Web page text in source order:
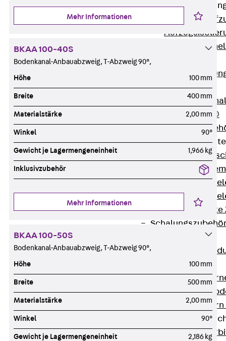
Zurück
Schalung
Schalrohre
Zurück
RAPIDOBAT®
Schalrohre
Zurück
Abschalelemente
Zurück
Querkraftdorn
Zurück
Mehr Informationen
BKAA 100-40S
Bodenkanal-Anbauabzweig, T-Abzweig 90°,
Höhe 100 mm
Breite 400 mm
Materialstärke 2,00 mm
Winkel 90°
Gewicht je Lagermengeneinheit 1,966 kg
Inklusivzubehör
Mehr Informationen
BKAA 100-50S
Bodenkanal-Anbauabzweig, T-Abzweig 90°,
Höhe 100 mm
Breite 500 mm
Materialstärke 2,00 mm
Winkel 90°
Gewicht je Lagermengeneinheit 2,186 kg